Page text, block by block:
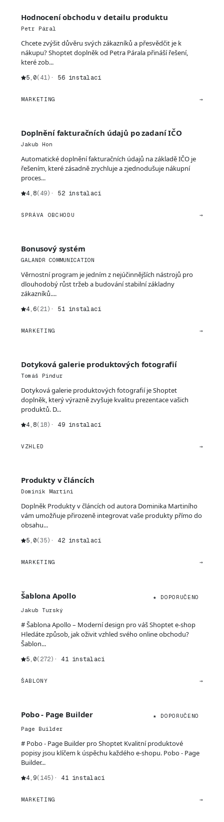
Hodnocení obchodu v detailu produktu
Petr Páral
Chcete zvýšit důvěru svých zákazníků a přesvědčit je k
nákupu? Shoptet doplněk od Petra Párala přináší řešení,
které zob...
5,0(41) · 56 instalací
MARKETING →
Doplnění fakturačních údajů po zadaní IČO
Jakub Hon
Automatické doplnění fakturačních údajů na základě IČO je
řešením, které zásadně zrychluje a zjednodušuje nákupní
proces...
4,8(49) · 52 instalací
SPRÁVA OBCHODU →
Bonusový systém
GALANDR COMMUNICATION
Věrnostní program je jedním z nejúčinnějších nástrojů pro
dlouhodobý růst tržeb a budování stabilní základny
zákazníků....
4,6(21) · 51 instalací
MARKETING →
Dotyková galerie produktových fotografií
Tomáš Pindur
Dotyková galerie produktových fotografií je Shoptet
doplněk, který výrazně zvyšuje kvalitu prezentace vašich
produktů. D...
4,8(18) · 49 instalací
VZHLED →
Produkty v článcích
Dominik Martini
Doplněk Produkty v článcích od autora Dominika Martiního
vám umožňuje přirozeně integrovat vaše produkty přímo do
obsahu...
5,0(35) · 42 instalací
MARKETING →
Šablona Apollo
★ DOPORUČENO
Jakub Turský
# Šablona Apollo – Moderní design pro váš Shoptet e-shop
Hledáte způsob, jak oživit vzhled svého online obchodu?
Šablon...
5,0(272) · 41 instalací
ŠABLONY →
Pobo - Page Builder
★ DOPORUČENO
Page Builder
# Pobo - Page Builder pro Shoptet Kvalitní produktové
popisy jsou klíčem k úspěchu každého e-shopu. Pobo - Page
Builder...
4,9(145) · 41 instalací
MARKETING →